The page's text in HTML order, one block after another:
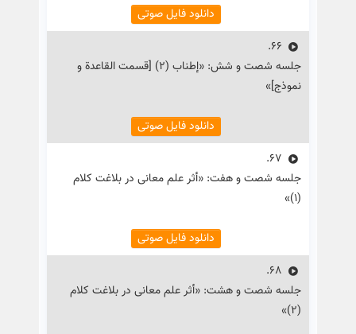
دانلود فایل صوتی
66.
جلسه شصت و شش: «إطناب (۲) [قسمت القاعدة و
نموذج]»
دانلود فایل صوتی
67.
جلسه شصت و هفت: «أثر علم معانی در بلاغت کلام
(۱)»
دانلود فایل صوتی
68.
جلسه شصت و هشت: «أثر علم معانی در بلاغت کلام
(۲)»